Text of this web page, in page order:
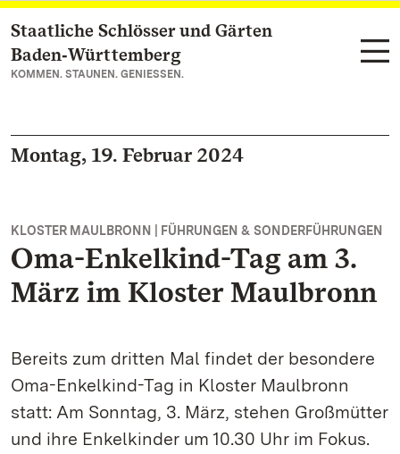
Zum Hauptinhalt springen
Staatliche Schlösser und Gärten
Baden‑Württemberg
KOMMEN. STAUNEN. GENIESSEN.
Montag, 19. Februar 2024
KLOSTER MAULBRONN | FÜHRUNGEN & SONDERFÜHRUNGEN
Oma-Enkelkind-Tag am 3.
März im Kloster Maulbronn
Bereits zum dritten Mal findet der besondere
Oma-Enkelkind-Tag in Kloster Maulbronn
statt: Am Sonntag, 3. März, stehen Großmütter
und ihre Enkelkinder um 10.30 Uhr im Fokus.